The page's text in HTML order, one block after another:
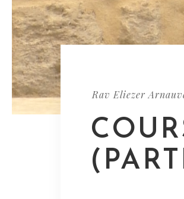
Rav Eliezer